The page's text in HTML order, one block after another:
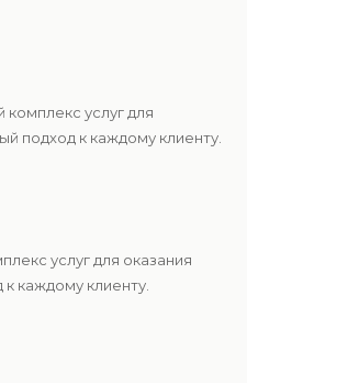
услуг для
подход к каждому клиенту.
услуг для оказания
каждому клиенту.